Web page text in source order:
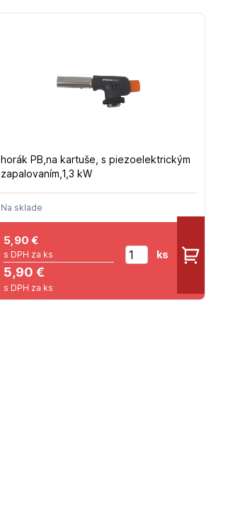
horák PB,na kartuše, s piezoelektrickým
zapalovaním,1,3 kW
Na sklade
5,90 €
s DPH za ks
5,90 €
s DPH za ks
ks